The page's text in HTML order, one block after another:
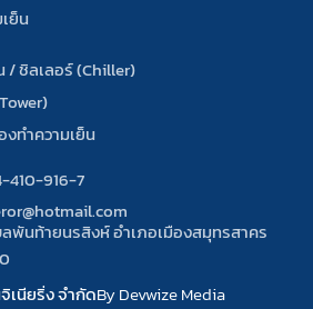
ย็น
ชิลเลอร์ (Chiller)
งทำความเย็น
410-916-7
พันท้ายนรสิงห์ อำเภอเมืองสมุทรสาคร
เนียริ่ง จำกัดBy Devwize Media